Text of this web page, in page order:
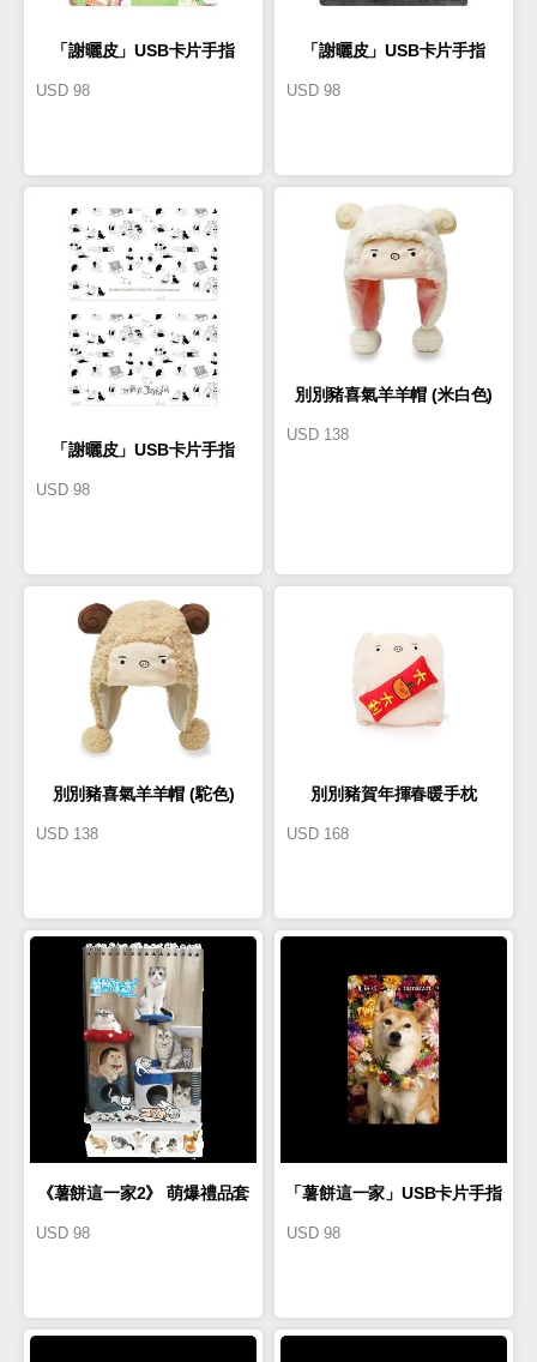
「謝曬皮」USB卡片手指
USD 98
「謝曬皮」USB卡片手指
USD 98
「謝曬皮」USB卡片手指
USD 98
別別豬喜氣羊羊帽 (米白色)
USD 138
別別豬喜氣羊羊帽 (駝色)
USD 138
別別豬賀年揮春暖手枕
USD 168
《薯餅這一家2》 萌爆禮品套
USD 98
「薯餅這一家」USB卡片手指
USD 98